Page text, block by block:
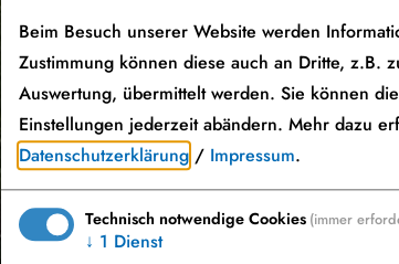
Beim Besuch unserer Website werden
Zustimmung können diese auch an Dritte, z.B.
Auswertung, übermittelt werden. Sie können
Einstellungen jederzeit abändern. Mehr dazu
Datenschutzerklärung / Impressum.
Technisch notwendige Cookies (immer
↓ 1 Dienst